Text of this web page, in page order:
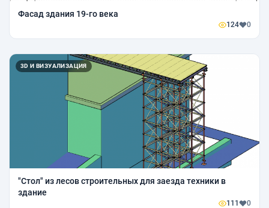
Фасад здания 19-го века
124 0
3D И ВИЗУАЛИЗАЦИЯ
"Стол" из лесов строительных для заезда техники в
здание
111 0